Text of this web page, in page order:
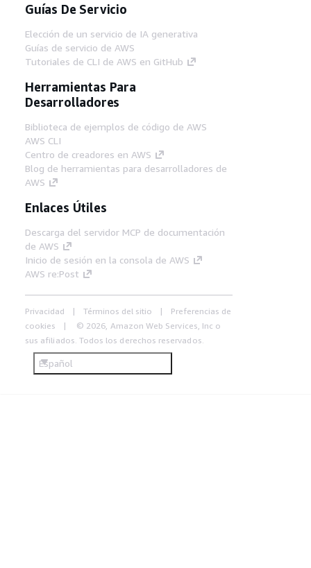
Guías De Servicio
Elección de un servicio de IA generativa
Guías de servicio de AWS
Tutoriales de CLI de AWS en GitHub
Herramientas Para
Desarrolladores
Biblioteca de ejemplos de código de AWS
AWS CLI
Centro de creadores en AWS
Blog de herramientas para desarrolladores de
AWS
Enlaces Útiles
Descarga del servidor MCP de documentación
de AWS
Inicio de sesión en la consola de AWS
AWS re:Post
Privacidad Términos del sitio
Preferencias de
cookies
© 2026, Amazon Web Services, Inc o
sus afiliados. Todos los derechos reservados.
Español